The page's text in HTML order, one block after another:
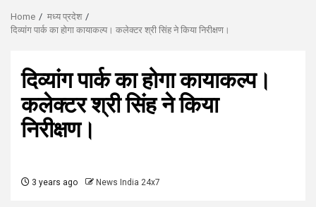
Home
मध्य प्रदेश
दिव्यांग पार्क का होगा कायाकल्प। कलेक्टर श्री सिंह ने किया निरीक्षण।
दिव्यांग पार्क का होगा कायाकल्प।
कलेक्टर श्री सिंह ने किया
निरीक्षण।
3 years ago News India 24x7